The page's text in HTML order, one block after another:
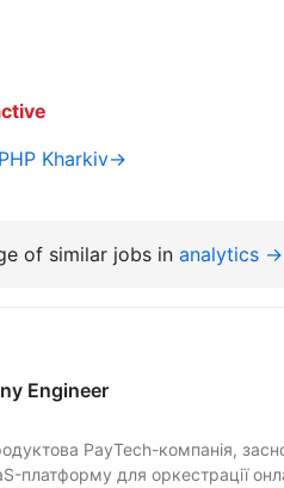
Kharkiv→
of similar jobs in analytics →
Engineer
PayTech-компанія,
платформу для оркестрації